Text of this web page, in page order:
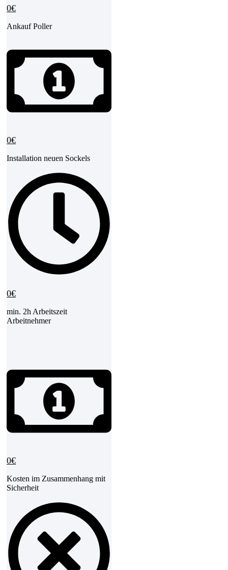
0€
Ankauf Poller
0€
Installation neuen Sockels​​​
0€
min. 2h Arbeitszeit
Arbeitnehmer​
0€
Kosten im Zusammenhang mit
Sicherheit​